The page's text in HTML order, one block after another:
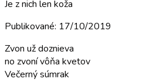
Je z nich len koža
Publikované: 17/10/2019
Zvon už doznieva
no zvoní vôňa kvetov
Večerný súmrak